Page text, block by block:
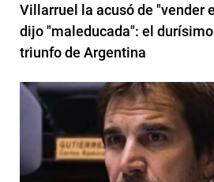
Villarruel la acusó de "vender
dijo "maleducada": el durísimo
triunfo de Argentina